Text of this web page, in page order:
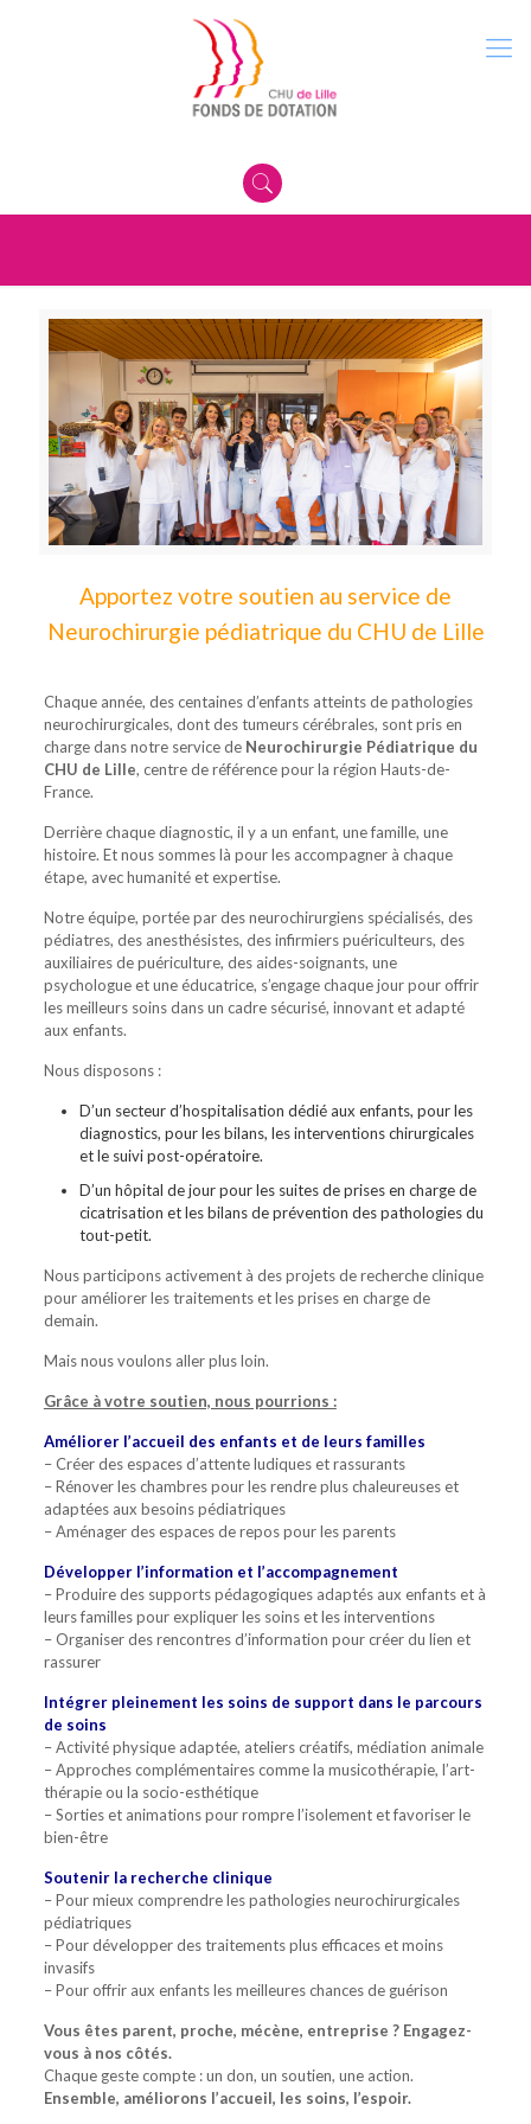
Apportez votre soutien au service de
Neurochirurgie pédiatrique du CHU de Lille
Chaque année, des centaines d’enfants atteints de pathologies
neurochirurgicales, dont des tumeurs cérébrales, sont pris en
charge dans notre service de Neurochirurgie Pédiatrique du
CHU de Lille, centre de référence pour la région Hauts-de-
France.
Derrière chaque diagnostic, il y a un enfant, une famille, une
histoire. Et nous sommes là pour les accompagner à chaque
étape, avec humanité et expertise.
Notre équipe, portée par des neurochirurgiens spécialisés, des
pédiatres, des anesthésistes, des infirmiers puériculteurs, des
auxiliaires de puériculture, des aides-soignants, une
psychologue et une éducatrice, s’engage chaque jour pour offrir
les meilleurs soins dans un cadre sécurisé, innovant et adapté
aux enfants.
Nous disposons :
D’un secteur d’hospitalisation dédié aux enfants, pour les
diagnostics, pour les bilans, les interventions chirurgicales
et le suivi post-opératoire.
D’un hôpital de jour pour les suites de prises en charge de
cicatrisation et les bilans de prévention des pathologies du
tout-petit.
Nous participons activement à des projets de recherche clinique
pour améliorer les traitements et les prises en charge de
demain.
Mais nous voulons aller plus loin.
Grâce à votre soutien, nous pourrions :
Améliorer l’accueil des enfants et de leurs familles
– Créer des espaces d’attente ludiques et rassurants
– Rénover les chambres pour les rendre plus chaleureuses et
adaptées aux besoins pédiatriques
– Aménager des espaces de repos pour les parents
Développer l’information et l’accompagnement
– Produire des supports pédagogiques adaptés aux enfants et à
leurs familles pour expliquer les soins et les interventions
– Organiser des rencontres d’information pour créer du lien et
rassurer
Intégrer pleinement les soins de support dans le parcours
de soins
– Activité physique adaptée, ateliers créatifs, médiation animale
– Approches complémentaires comme la musicothérapie, l’art-
thérapie ou la socio-esthétique
– Sorties et animations pour rompre l’isolement et favoriser le
bien-être
Soutenir la recherche clinique
– Pour mieux comprendre les pathologies neurochirurgicales
pédiatriques
– Pour développer des traitements plus efficaces et moins
invasifs
– Pour offrir aux enfants les meilleures chances de guérison
Vous êtes parent, proche, mécène, entreprise ? Engagez-
vous à nos côtés.
Chaque geste compte : un don, un soutien, une action.
Ensemble, améliorons l’accueil, les soins, l’espoir.